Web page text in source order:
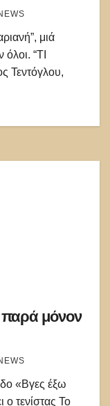
μιά
“ΤΙ
Τεντόγλου,
μόνον
«Βγες έξω
ο τενίστας Το